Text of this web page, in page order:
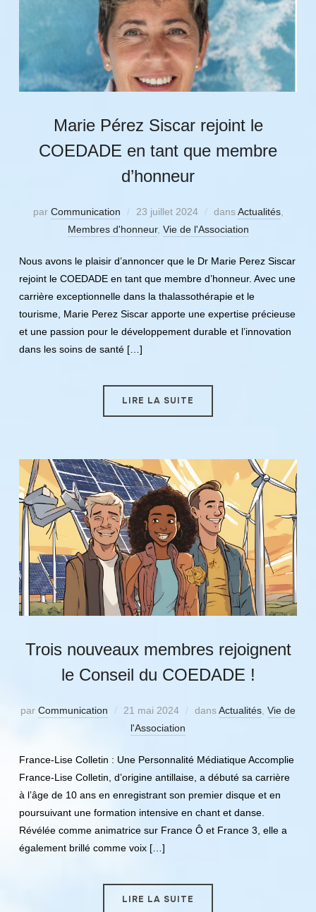
Marie Pérez Siscar rejoint le
COEDADE en tant que membre
d’honneur
par Communication 23 juillet 2024 dansActualités,
Membres d'honneur, Vie de l'Association
Nous avons le plaisir d’annoncer que le Dr Marie Perez Siscar
rejoint le COEDADE en tant que membre d’honneur. Avec une
carrière exceptionnelle dans la thalassothérapie et le
tourisme, Marie Perez Siscar apporte une expertise précieuse
et une passion pour le développement durable et l’innovation
dans les soins de santé […]
LIRE LA SUITE
Trois nouveaux membres rejoignent
le Conseil du COEDADE !
par Communication 21 mai 2024 dansActualités Vie de
l'Association
France-Lise Colletin : Une Personnalité Médiatique Accomplie
France-Lise Colletin, d’origine antillaise, a débuté sa carrière
à l’âge de 10 ans en enregistrant son premier disque et en
poursuivant une formation intensive en chant et danse.
Révélée comme animatrice sur France Ô et France 3, elle a
également brillé comme voix […]
LIRE LA SUITE